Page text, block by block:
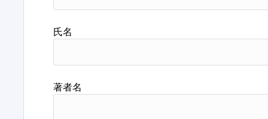
氏名
著者名